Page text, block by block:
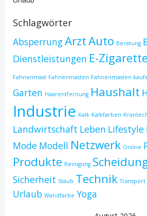
Schlagwörter
AbsperrungArztAuto Beratung
Dienstleistungen E-Zigarette
Fahnenmast Fahnenmasten Fahnenmasten
Garten Haarentfernung Haushalt
Industrie Kalk Kalkfarben
Landwirtschaft Leben Lifestyle
Mode Modell Netzwerk Online
Produkte Reinigung
Sicherheit Staub Technik Transport
Urlaub Wandfarbe Yoga